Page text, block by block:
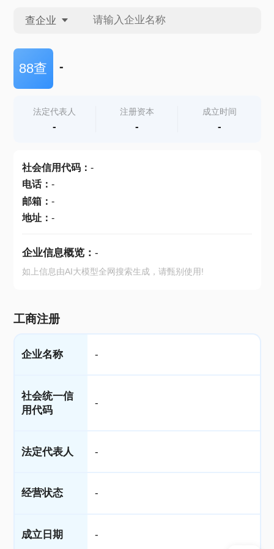
查企业
查企业
查产地
88查 -
法定代表人
-
注册资本
-
成立时间
-
社会信用代码： -
电话： -
邮箱： -
地址： -
企业信息概览： -
如上信息由AI大模型全网搜索生成，请甄别使用!
工商注册
企业名称 -
社会统一信
用代码
-
法定代表人 -
经营状态 -
成立日期 -